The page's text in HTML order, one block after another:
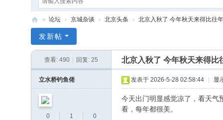
京
» 论坛 › 京城杂谈 › 北京头条 › 北京入秋了 今年秋天来得比往
发新帖
查看: 490 回复: 25 北京入秋了 今年秋天来得比
立水桥钓鱼佬
0
1
0
发表于 2026-5-28 02:58:44 显
今天出门明显感觉凉了，看天气
看，每年都很美。